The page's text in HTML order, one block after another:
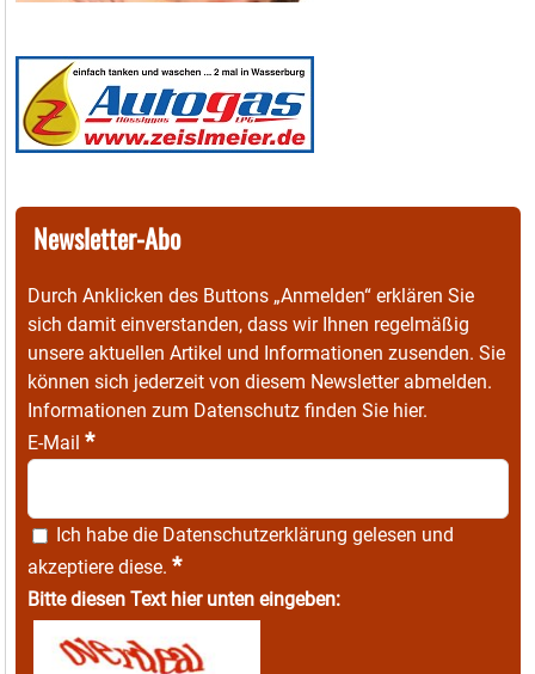
Newsletter-Abo
Durch Anklicken des Buttons „Anmelden“ erklären Sie
sich damit einverstanden, dass wir Ihnen regelmäßig
unsere aktuellen Artikel und Informationen zusenden. Sie
können sich jederzeit von diesem Newsletter abmelden.
Informationen zum Datenschutz finden Sie hier.
E-Mail *
Ich habe die Datenschutzerklärung gelesen und
akzeptiere diese. *
Bitte diesen Text hier unten eingeben: